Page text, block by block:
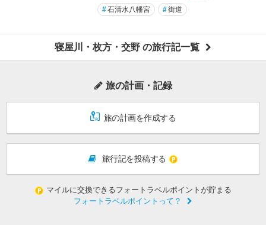
#石清水八幡宮 #街道
寝屋川・枚方・交野 の旅行記一覧
旅の計画・記録
旅の計画を作成する
旅行記を投稿する
マイルに交換できるフォートラベルポイントが貯まる
フォートラベルポイントって？